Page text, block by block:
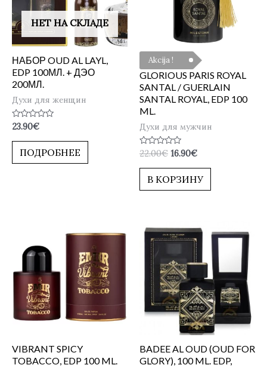
НЕТ НА СКЛАДЕ
НАБОР OUD AL LAYL,
EDP 100МЛ. + ДЭО
200МЛ.
Духи для женщин
Оценка
из
23.90€
ПОДРОБНЕЕ
Akcija !
GLORIOUS PARIS ROYAL
SANTAL / GUERLAIN
SANTAL ROYAL, EDP 100
ML.
Духи для мужчин
Оценка
из
22.00€ 16.90€
В КОРЗИНУ
VIBRANT SPICY
TOBACCO, EDP 100 ML.
BADEE AL OUD (OUD FOR
GLORY), 100 ML. EDP,